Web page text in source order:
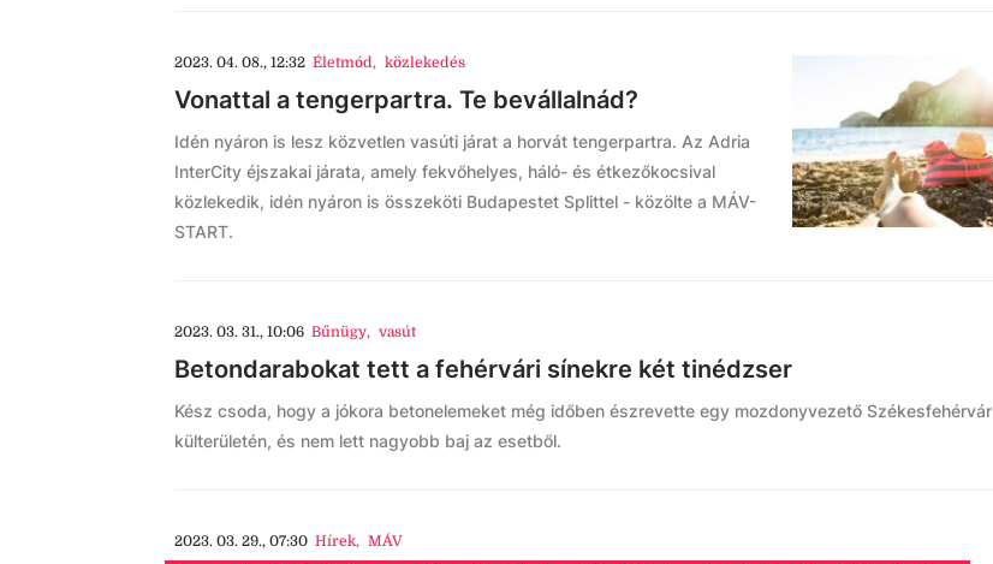
2023. 04. 08., 12:32 Életmód, közlekedés
Vonattal a tengerpartra. Te bevállalnád?
Idén nyáron is lesz közvetlen vasúti járat a horvát tengerpartra. Az Adria
InterCity éjszakai járata, amely fekvőhelyes, háló- és étkezőkocsival
közlekedik, idén nyáron is összeköti Budapestet Splittel - közölte a MÁV-
START.
2023. 03. 31., 10:06 Bűnügy, vasút
Betondarabokat tett a fehérvári sínekre két tinédzser
Kész csoda, hogy a jókora betonelemeket még időben észrevette egy mozdonyvezető Székesfehérvár
külterületén, és nem lett nagyobb baj az esetből.
2023. 03. 29., 07:30 Hírek, MÁV